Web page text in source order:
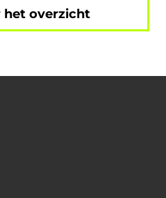
het overzicht